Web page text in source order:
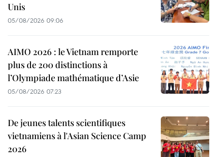
Unis
05/08/2026 09:06
AIMO 2026 : le Vietnam remporte
plus de 200 distinctions à
l’Olympiade mathématique d’Asie
05/08/2026 07:23
De jeunes talents scientifiques
vietnamiens à l'Asian Science Camp
2026